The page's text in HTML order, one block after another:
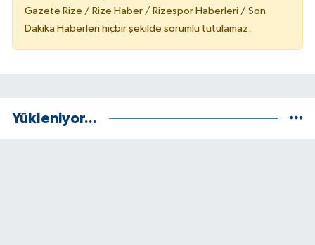
Gazete Rize / Rize Haber / Rizespor Haberleri / Son
Dakika Haberleri hiçbir şekilde sorumlu tutulamaz.
Yükleniyor...